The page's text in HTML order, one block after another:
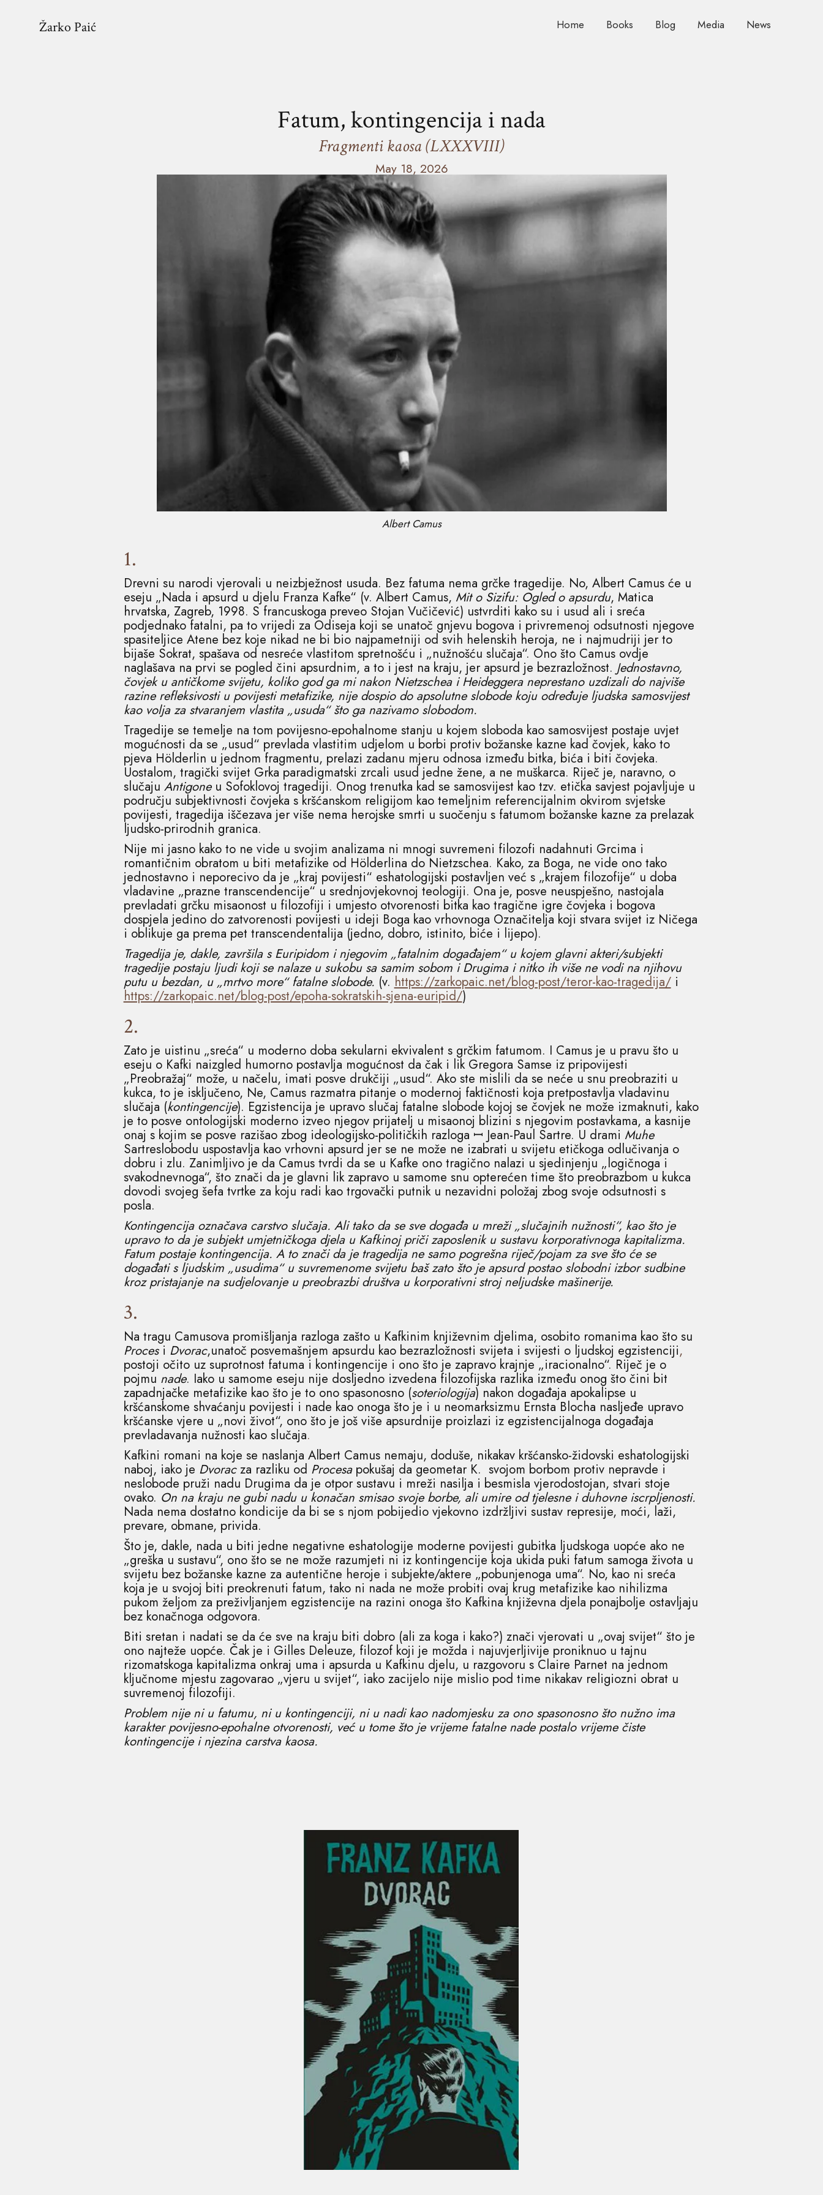
Žarko Paić Home Books Blog Media News
Fatum, kontingencija i nada
Fragmenti kaosa (LXXXVIII)
May 18, 2026
Albert Camus
1.
Drevni su narodi vjerovali u neizbježnost usuda. Bez fatuma nema grčke tragedije. No, Albert Camus će u
eseju „Nada i apsurd u djelu Franza Kafke“ (v. Albert Camus, Mit o Sizifu: Ogled o apsurdu, Matica
hrvatska, Zagreb, 1998. S francuskoga preveo Stojan Vučičević) ustvrditi kako su i usud ali i sreća
podjednako fatalni, pa to vrijedi za Odiseja koji se unatoč gnjevu bogova i privremenoj odsutnosti njegove
spasiteljice Atene bez koje nikad ne bi bio najpametniji od svih helenskih heroja, ne i najmudriji jer to
bijaše Sokrat, spašava od nesreće vlastitom spretnošću i „nužnošću slučaja“. Ono što Camus ovdje
naglašava na prvi se pogled čini apsurdnim, a to i jest na kraju, jer apsurd je bezrazložnost. Jednostavno,
čovjek u antičkome svijetu, koliko god ga mi nakon Nietzschea i Heideggera neprestano uzdizali do najviše
razine refleksivosti u povijesti metafizike, nije dospio do apsolutne slobode koju određuje ljudska samosvijest
kao volja za stvaranjem vlastita „usuda“ što ga nazivamo slobodom.
Tragedije se temelje na tom povijesno-epohalnome stanju u kojem sloboda kao samosvijest postaje uvjet
mogućnosti da se „usud“ prevlada vlastitim udjelom u borbi protiv božanske kazne kad čovjek, kako to
pjeva Hölderlin u jednom fragmentu, prelazi zadanu mjeru odnosa između bitka, bića i biti čovjeka.
Uostalom, tragički svijet Grka paradigmatski zrcali usud jedne žene, a ne muškarca. Riječ je, naravno, o
slučaju Antigoneu Sofoklovoj tragediji. Onog trenutka kad se samosvijest kao tzv. etička savjest pojavljuje u
području subjektivnosti čovjeka s kršćanskom religijom kao temeljnim referencijalnim okvirom svjetske
povijesti, tragedija iščezava jer više nema herojske smrti u suočenju s fatumom božanske kazne za prelazak
ljudsko-prirodnih granica.
Nije mi jasno kako to ne vide u svojim analizama ni mnogi suvremeni filozofi nadahnuti Grcima i
romantičnim obratom u biti metafizike od Hölderlina do Nietzschea. Kako, za Boga, ne vide ono tako
jednostavno i neporecivo da je „kraj povijesti“ eshatologijski postavljen već s „krajem filozofije“ u doba
vladavine „prazne transcendencije“ u srednjovjekovnoj teologiji. Ona je, posve neuspješno, nastojala
prevladati grčku misaonost u filozofiji i umjesto otvorenosti bitka kao tragične igre čovjeka i bogova
dospjela jedino do zatvorenosti povijesti u ideji Boga kao vrhovnoga Označitelja koji stvara svijet iz Ničega
i oblikuje ga prema pet transcendentalija (jedno, dobro, istinito, biće i lijepo).
Tragedija je, dakle, završila s Euripidom i njegovim „fatalnim događajem“ u kojem glavni akteri/subjekti
tragedije postaju ljudi koji se nalaze u sukobu sa samim sobom i Drugima i nitko ih više ne vodi na njihovu
putu u bezdan, u „mrtvo more“ fatalne slobode. (v. https://zarkopaic.net/blog-post/teror-kao-tragedija/i
https://zarkopaic.net/blog-post/epoha-sokratskih-sjena-euripid/)
2.
Zato je uistinu „sreća“ u moderno doba sekularni ekvivalent s grčkim fatumom. I Camus je u pravu što u
eseju o Kafki naizgled humorno postavlja mogućnost da čak i lik Gregora Samse iz pripovijesti
„Preobražaj“ može, u načelu, imati posve drukčiji „usud“. Ako ste mislili da se neće u snu preobraziti u
kukca, to je isključeno, Ne, Camus razmatra pitanje o modernoj faktičnosti koja pretpostavlja vladavinu
slučaja (kontingencije). Egzistencija je upravo slučaj fatalne slobode kojoj se čovjek ne može izmaknuti, kako
je to posve ontologijski moderno izveo njegov prijatelj u misaonoj blizini s njegovim postavkama, a kasnije
onaj s kojim se posve razišao zbog ideologijsko-političkih razloga ꟷ Jean-Paul Sartre. U drami Muhe
Sartreslobodu uspostavlja kao vrhovni apsurd jer se ne može ne izabrati u svijetu etičkoga odlučivanja o
dobru i zlu. Zanimljivo je da Camus tvrdi da se u Kafke ono tragično nalazi u sjedinjenju „logičnoga i
svakodnevnoga“, što znači da je glavni lik zapravo u samome snu opterećen time što preobrazbom u kukca
dovodi svojeg šefa tvrtke za koju radi kao trgovački putnik u nezavidni položaj zbog svoje odsutnosti s
posla.
Kontingencija označava carstvo slučaja. Ali tako da se sve događa u mreži „slučajnih nužnosti“, kao što je
upravo to da je subjekt umjetničkoga djela u Kafkinoj priči zaposlenik u sustavu korporativnoga kapitalizma.
Fatum postaje kontingencija. A to znači da je tragedija ne samo pogrešna riječ/pojam za sve što će se
događati s ljudskim „usudima“ u suvremenome svijetu baš zato što je apsurd postao slobodni izbor sudbine
kroz pristajanje na sudjelovanje u preobrazbi društva u korporativni stroj neljudske mašinerije.
3.
Na tragu Camusova promišljanja razloga zašto u Kafkinim književnim djelima, osobito romanima kao što su
Proces i Dvorac,unatoč posvemašnjem apsurdu kao bezrazložnosti svijeta i svijesti o ljudskoj egzistenciji,
postoji očito uz suprotnost fatuma i kontingencije i ono što je zapravo krajnje „iracionalno“. Riječ je o
pojmu nade. Iako u samome eseju nije dosljedno izvedena filozofijska razlika između onog što čini bit
zapadnjačke metafizike kao što je to ono spasonosno (soteriologija) nakon događaja apokalipse u
kršćanskome shvaćanju povijesti i nade kao onoga što je i u neomarksizmu Ernsta Blocha nasljeđe upravo
kršćanske vjere u „novi život“, ono što je još više apsurdnije proizlazi iz egzistencijalnoga događaja
prevladavanja nužnosti kao slučaja.
Kafkini romani na koje se naslanja Albert Camus nemaju, doduše, nikakav kršćansko-židovski eshatologijski
naboj, iako je Dvoracza razliku od Procesa pokušaj da geometar K. svojom borbom protiv nepravde i
neslobode pruži nadu Drugima da je otpor sustavu i mreži nasilja i besmisla vjerodostojan, stvari stoje
ovako. On na kraju ne gubi nadu u konačan smisao svoje borbe, ali umire od tjelesne i duhovne iscrpljenosti.
Nada nema dostatno kondicije da bi se s njom pobijedio vjekovno izdržljivi sustav represije, moći, laži,
prevare, obmane, privida.
Što je, dakle, nada u biti jedne negativne eshatologije moderne povijesti gubitka ljudskoga uopće ako ne
„greška u sustavu“, ono što se ne može razumjeti ni iz kontingencije koja ukida puki fatum samoga života u
svijetu bez božanske kazne za autentične heroje i subjekte/aktere „pobunjenoga uma“. No, kao ni sreća
koja je u svojoj biti preokrenuti fatum, tako ni nada ne može probiti ovaj krug metafizike kao nihilizma
pukom željom za preživljanjem egzistencije na razini onoga što Kafkina književna djela ponajbolje ostavljaju
bez konačnoga odgovora.
Biti sretan i nadati se da će sve na kraju biti dobro (ali za koga i kako?) znači vjerovati u „ovaj svijet“ što je
ono najteže uopće. Čak je i Gilles Deleuze, filozof koji je možda i najuvjerljivije proniknuo u tajnu
rizomatskoga kapitalizma onkraj uma i apsurda u Kafkinu djelu, u razgovoru s Claire Parnet na jednom
ključnome mjestu zagovarao „vjeru u svijet“, iako zacijelo nije mislio pod time nikakav religiozni obrat u
suvremenoj filozofiji.
Problem nije ni u fatumu, ni u kontingenciji, ni u nadi kao nadomjesku za ono spasonosno što nužno ima
karakter povijesno-epohalne otvorenosti, već u tome što je vrijeme fatalne nade postalo vrijeme čiste
kontingencije i njezina carstva kaosa.